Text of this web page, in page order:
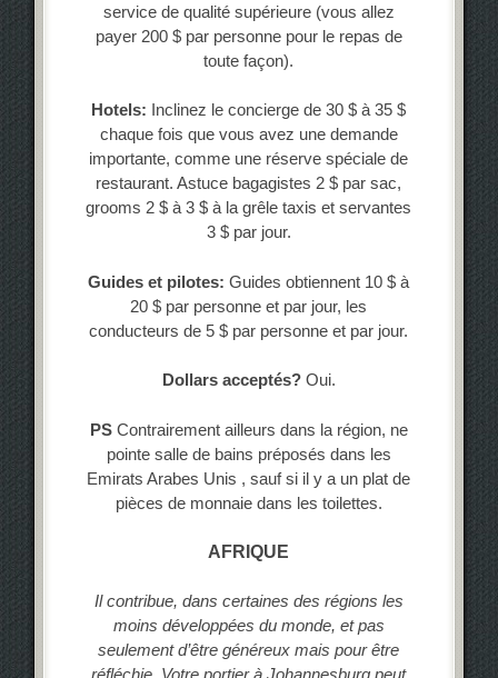
service de qualité supérieure (vous allez
payer 200 $ par personne pour le repas de
toute façon).
Hotels: Inclinez le concierge de 30 $ à 35 $
chaque fois que vous avez une demande
importante, comme une réserve spéciale de
restaurant. Astuce bagagistes 2 $ par sac,
grooms 2 $ à 3 $ à la grêle taxis et servantes
3 $ par jour.
Guides et pilotes: Guides obtiennent 10 $ à
20 $ par personne et par jour, les
conducteurs de 5 $ par personne et par jour.
Dollars acceptés? Oui.
PSContrairement ailleurs dans la région, ne
pointe salle de bains préposés dans les
Emirats Arabes Unis , sauf si il y a un plat de
pièces de monnaie dans les toilettes.
AFRIQUE
Il contribue, dans certaines des régions les
moins développées du monde, et pas
seulement d’être généreux mais pour être
réfléchie. Votre portier à Johannesburg peut